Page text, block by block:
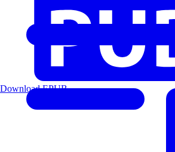
Download EPUB